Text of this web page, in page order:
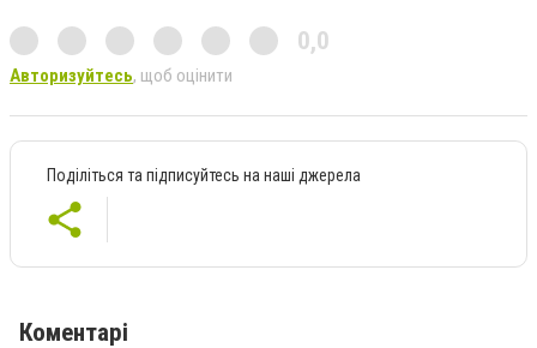
0,0
Авторизуйтесь, щоб оцінити
Поділіться та підписуйтесь на наші джерела
Коментарі